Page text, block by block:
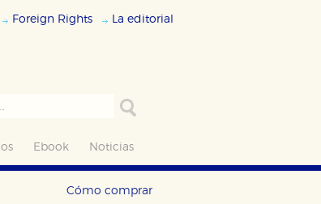
Foreign Rights La editorial
Ebook Noticias
Cómo comprar